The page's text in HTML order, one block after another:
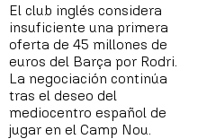
El club inglés considera
insuficiente una primera
oferta de 45 millones de
euros del Barça por Rodri.
La negociación continúa
tras el deseo del
mediocentro español de
jugar en el Camp Nou.